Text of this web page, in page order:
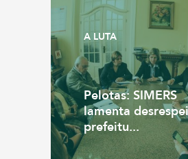
A LUTA
Pelotas: SIMERS
lamenta
prefeitu...